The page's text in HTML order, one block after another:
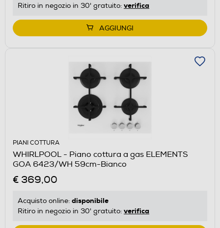
Ritiro in negozio in 30' gratuito: verifica
AGGIUNGI
PIANI COTTURA
WHIRLPOOL - Piano cottura a gas ELEMENTS
GOA 6423/WH 59cm-Bianco
€ 369,00
Acquisto online: disponibile
Ritiro in negozio in 30' gratuito: verifica